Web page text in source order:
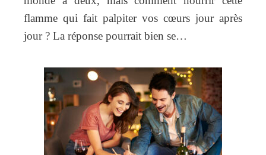
flamme qui fait palpiter vos cœurs jour après
jour ? La réponse pourrait bien se…